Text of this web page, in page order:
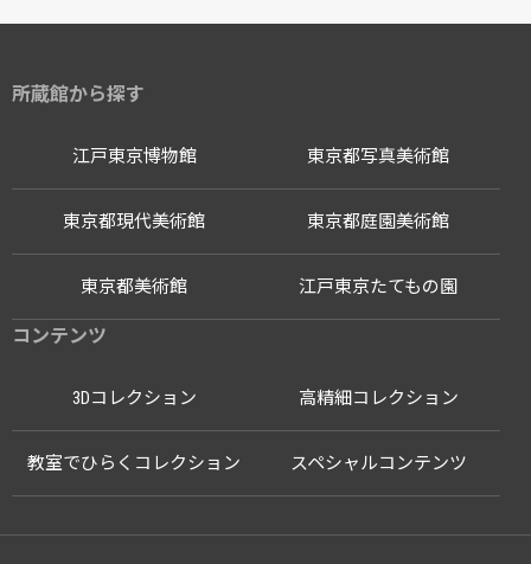
所蔵館から探す
江戸東京博物館
江戸東京たてもの園
東京都写真美術館
東京都現代美術館 東京都庭園美術館
東京都美術館
コンテンツ
3Dコレクション 高精細コレクション
教室でひらくコレクション スペシャルコンテンツ